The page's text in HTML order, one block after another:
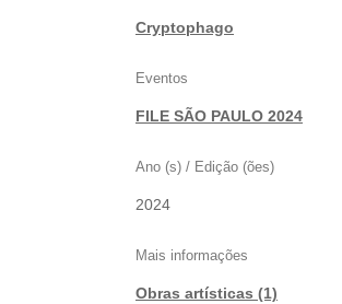
Cryptophago
Eventos
FILE SÃO PAULO 2024
Ano (s) / Edição (ões)
2024
Mais informações
Obras artísticas (1)